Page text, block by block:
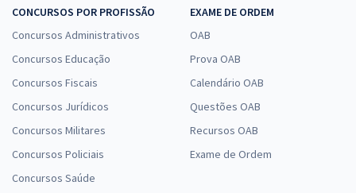
CONCURSOS POR PROFISSÃO
Concursos Administrativos
Concursos Educação
Concursos Fiscais
Concursos Jurídicos
Concursos Militares
Concursos Policiais
Concursos Saúde
EXAME DE ORDEM
OAB
Prova OAB
Calendário OAB
Questões OAB
Recursos OAB
Exame de Ordem